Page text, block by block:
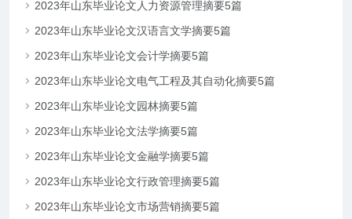
2023年山东毕业论文人力资源管理摘要5篇
2023年山东毕业论文汉语言文学摘要5篇
2023年山东毕业论文会计学摘要5篇
2023年山东毕业论文电气工程及其自动化摘要5篇
2023年山东毕业论文园林摘要5篇
2023年山东毕业论文法学摘要5篇
2023年山东毕业论文金融学摘要5篇
2023年山东毕业论文行政管理摘要5篇
2023年山东毕业论文市场营销摘要5篇